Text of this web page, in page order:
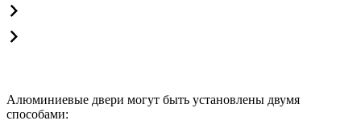
Алюминиевые двери могут быть установлены двумя
способами: